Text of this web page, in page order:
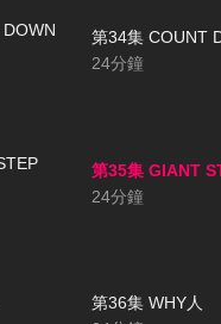
第34集 COUNT
24分鐘
第35集 GIANT
24分鐘
第36集 WHY人